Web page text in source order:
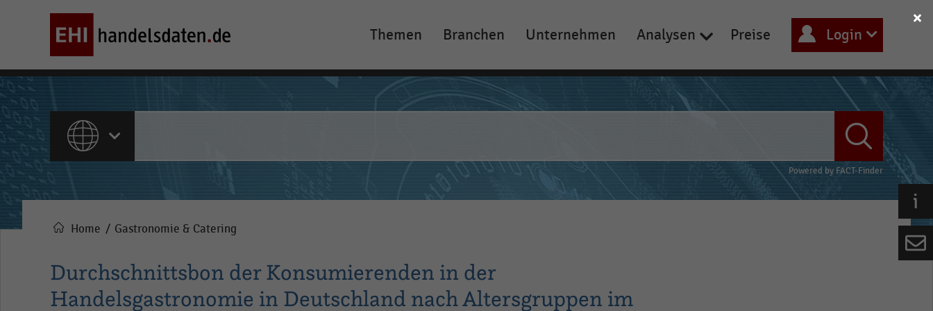
Main
navigation
Themen Branchen Unternehmen Analysen Preise Login
ALLE INHALTE
Powered by FACT-Finder
Pfadnavigation
Home Gastronomie & Catering
Durchschnittsbon der Konsumierenden in der
Handelsgastronomie in Deutschland nach Altersgruppen im